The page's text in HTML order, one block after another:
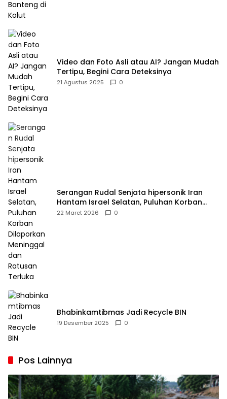
Video dan Foto Asli atau AI? Jangan Mudah
Tertipu, Begini Cara Deteksinya
21 Agustus 2025 0
Serangan Rudal Senjata hipersonik Iran
Hantam Israel Selatan, Puluhan Korban
Dilaporkan Meninggal dan Ratusan Terluka
22 Maret 2026 0
Bhabinkamtibmas Jadi Recycle BIN
19 Desember 2025 0
Pos Lainnya